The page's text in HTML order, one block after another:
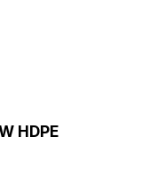
HDPE